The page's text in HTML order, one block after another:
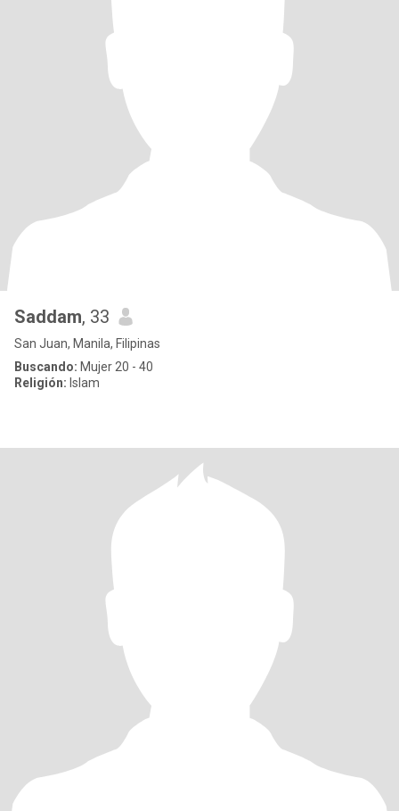
Saddam, 33
San Juan, Manila, Filipinas
Buscando: Mujer 20 - 40
Religión: Islam